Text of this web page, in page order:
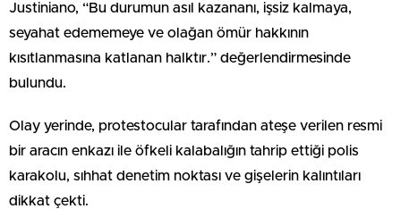
Justiniano, “Bu durumun asıl kazananı, işsiz kalmaya,
seyahat edememeye ve olağan ömür hakkının
kısıtlanmasına katlanan halktır.” değerlendirmesinde
bulundu.
Olay yerinde, protestocular tarafından ateşe verilen resmi
bir aracın enkazı ile öfkeli kalabalığın tahrip ettiği polis
karakolu, sıhhat denetim noktası ve gişelerin kalıntıları
dikkat çekti.